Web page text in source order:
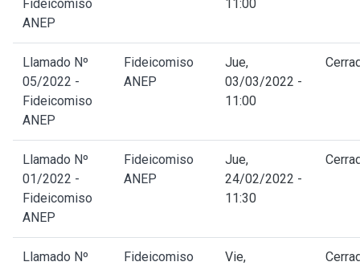
Fideicomiso
ANEP
11:00
Llamado Nº
05/2022 -
Fideicomiso
ANEP
Fideicomiso
ANEP
Jue,
03/03/2022 -
11:00
Llamado Nº
01/2022 -
Fideicomiso
ANEP
Fideicomiso
ANEP
Jue,
24/02/2022 -
11:30
Llamado Nº
Fideicomiso
Vie,